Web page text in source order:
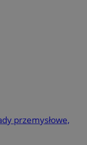
przemysłowe,